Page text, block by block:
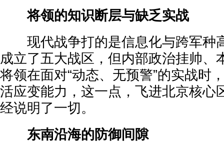
将领的知识断层与缺乏实战
现代战争打的是信息化与跨军种
成立了五大战区，但内部政治挂帅、
将领在面对“动态、无预警”的实战时
活应变能力，这一点，飞进北京核心
经说明了一切。
东南沿海的防御间隙